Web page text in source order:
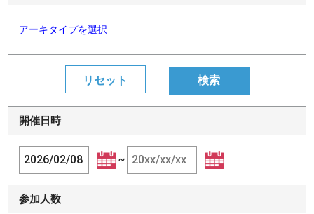
アーキタイプを選択
開催日時
~
参加人数